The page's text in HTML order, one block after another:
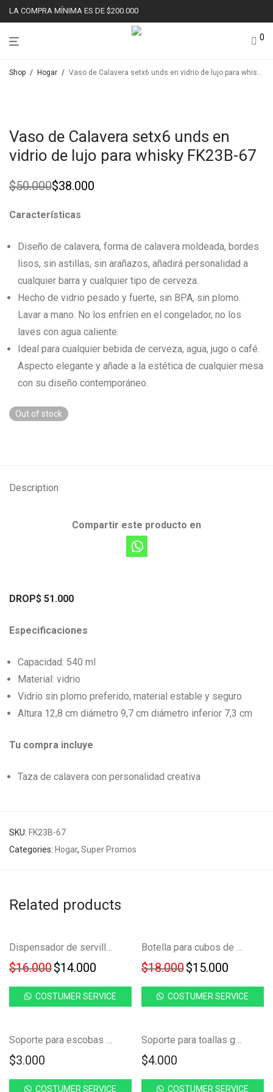
LA COMPRA MÍNIMA ES DE $200.000
0
Shop / Hogar / Vaso de Calavera setx6 unds en vidrio de lujo para whisky FK23B-67
Vaso de Calavera setx6 unds en
vidrio de lujo para whisky FK23B-67
$50.000
Original
was:
$38.000
Current
is:
Características
Diseño de calavera, forma de calavera moldeada, bordes
lisos, sin astillas, sin arañazos, añadirá personalidad a
cualquier barra y cualquier tipo de cerveza.
Hecho de vidrio pesado y fuerte, sin BPA, sin plomo.
Lavar a mano. No los enfríen en el congelador, no los
laves con agua caliente.
Ideal para cualquier bebida de cerveza, agua, jugo o café.
Aspecto elegante y añade a la estética de cualquier mesa
con su diseño contemporáneo.
Out of stock
Description
Compartir este producto en
DROP$ 51.000
Especificaciones
Capacidad: 540 ml
Material: vidrio
Vidrio sin plomo preferido, material estable y seguro
Altura 12,8 cm diámetro 9,7 cm diámetro inferior 7,3 cm
Tu compra incluye
Taza de calavera con personalidad creativa
SKU: FK23B-67
Categories: Hogar, Super Promos
Related products
-
12%
NUEVO!
Dispensador de servilletas con soporte para celular JY155
$16.000Original price was: $16.000.
$14.000 Current price is: $14.000.
COSTUMER SERVICE
17%
NUEVO!
Botella para cubos de hielo, hielera portatil FK23C-4
$18.000Original price
$15.000
COSTUMER SERVICE
Soporte para escobas traperos gancho adhesivo FK23C-18
$3.000
COSTUMER SERVICE
Soporte para toallas gancho adhesivo FK23C-13
$4.000
COSTUMER SERVICE